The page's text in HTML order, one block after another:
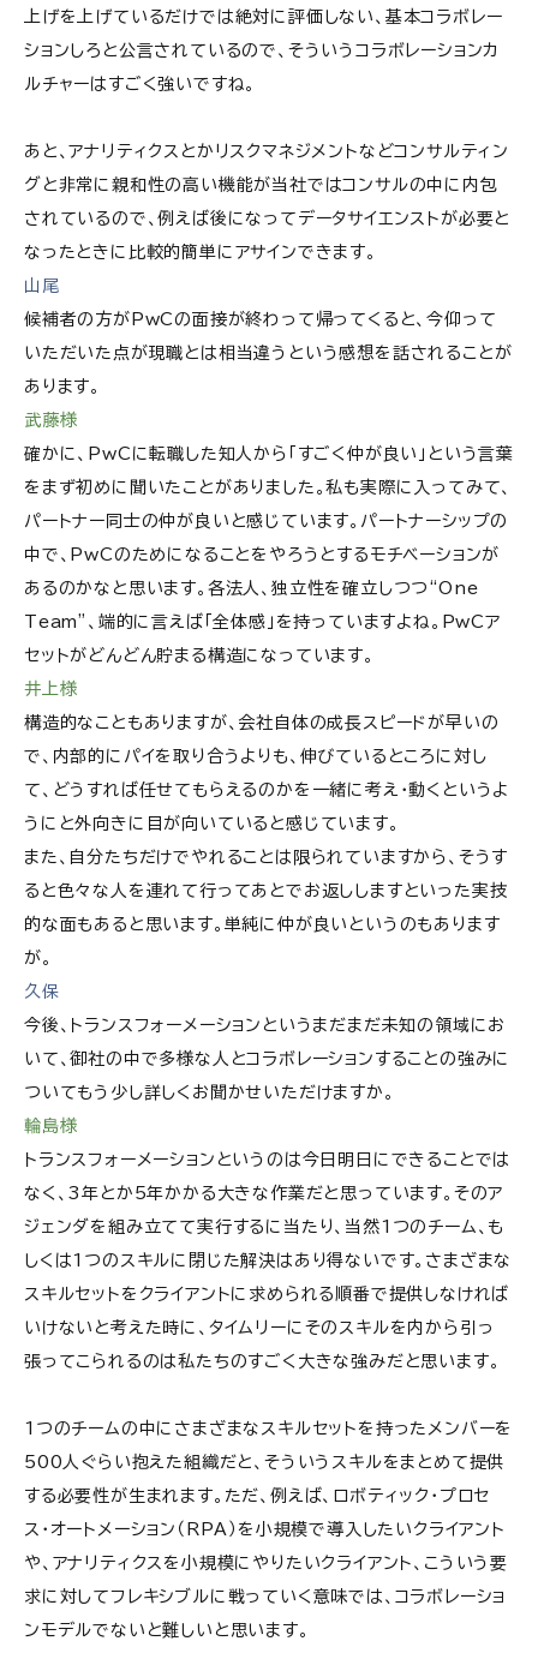
上げを上げているだけでは絶対に評価しない、基本コラボレー
ションしろと公言されているので、そういうコラボレーションカ
ルチャーはすごく強いですね。
あと、アナリティクスとかリスクマネジメントなどコンサルティン
グと非常に親和性の高い機能が当社ではコンサルの中に内包
されているので、例えば後になってデータサイエンストが必要と
なったときに比較的簡単にアサインできます。
山尾
候補者の方がPwCの面接が終わって帰ってくると、今仰って
いただいた点が現職とは相当違うという感想を話されることが
あります。
武藤様
確かに、PwCに転職した知人から「すごく仲が良い」という言葉
をまず初めに聞いたことがありました。私も実際に入ってみて、
パートナー同士の仲が良いと感じています。パートナーシップの
中で、PwCのためになることをやろうとするモチベーションが
あるのかなと思います。各法人、独立性を確立しつつ“One
Team”、端的に言えば「全体感」を持っていますよね。PwCア
セットがどんどん貯まる構造になっています。
井上様
構造的なこともありますが、会社自体の成長スピードが早いの
で、内部的にパイを取り合うよりも、伸びているところに対し
て、どうすれば任せてもらえるのかを一緒に考え・動くというよ
うにと外向きに目が向いていると感じています。
また、自分たちだけでやれることは限られていますから、そうす
ると色々な人を連れて行ってあとでお返ししますといった実技
的な面もあると思います。単純に仲が良いというのもあります
が。
久保
今後、トランスフォーメーションというまだまだ未知の領域にお
いて、御社の中で多様な人とコラボレーションすることの強みに
ついてもう少し詳しくお聞かせいただけますか。
輪島様
トランスフォーメーションというのは今日明日にできることでは
なく、3年とか5年かかる大きな作業だと思っています。そのア
ジェンダを組み立てて実行するに当たり、当然1つのチーム、も
しくは1つのスキルに閉じた解決はあり得ないです。さまざまな
スキルセットをクライアントに求められる順番で提供しなければ
いけないと考えた時に、タイムリーにそのスキルを内から引っ
張ってこられるのは私たちのすごく大きな強みだと思います。
1つのチームの中にさまざまなスキルセットを持ったメンバーを
500人ぐらい抱えた組織だと、そういうスキルをまとめて提供
する必要性が生まれます。ただ、例えば、ロボティック・プロセ
ス・オートメーション（RPA）を小規模で導入したいクライアント
や、アナリティクスを小規模にやりたいクライアント、こういう要
求に対してフレキシブルに戦っていく意味では、コラボレーショ
ンモデルでないと難しいと思います。